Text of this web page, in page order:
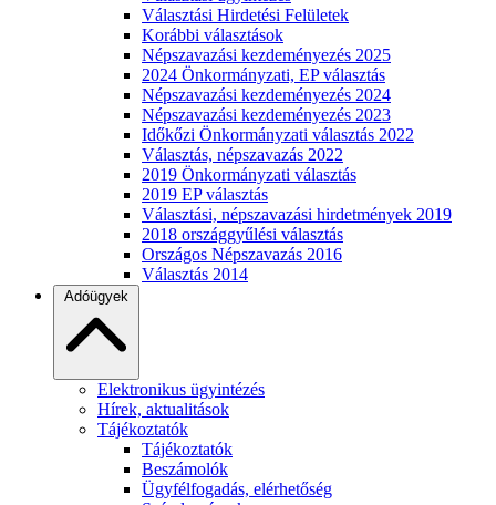
Választási Hirdetési Felületek
Korábbi választások
Népszavazási kezdeményezés 2025
2024 Önkormányzati, EP választás
Népszavazási kezdeményezés 2024
Népszavazási kezdeményezés 2023
Időkőzi Önkormányzati választás 2022
Választás, népszavazás 2022
2019 Önkormányzati választás
2019 EP választás
Választási, népszavazási hirdetmények 2019
2018 országgyűlési választás
Országos Népszavazás 2016
Választás 2014
Adóügyek
Elektronikus ügyintézés
Hírek, aktualitások
Tájékoztatók
Tájékoztatók
Beszámolók
Ügyfélfogadás, elérhetőség